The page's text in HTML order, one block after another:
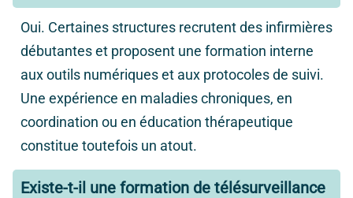
Oui. Certaines structures recrutent des infirmières
débutantes et proposent une formation interne
aux outils numériques et aux protocoles de suivi.
Une expérience en maladies chroniques, en
coordination ou en éducation thérapeutique
constitue toutefois un atout.
Existe-t-il une formation de télésurveillance